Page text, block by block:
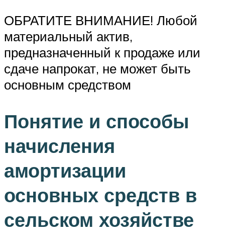
ОБРАТИТЕ ВНИМАНИЕ! Любой
материальный актив,
предназначенный к продаже или
сдаче напрокат, не может быть
основным средством
Понятие и способы
начисления
амортизации
основных средств в
сельском хозяйстве